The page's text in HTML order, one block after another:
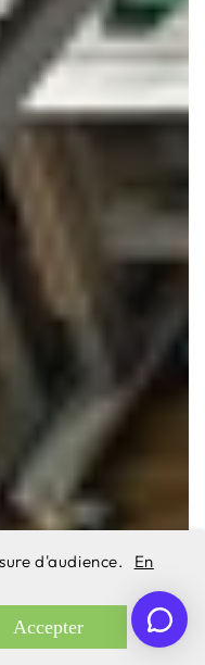
d'audience.
En
Accepter